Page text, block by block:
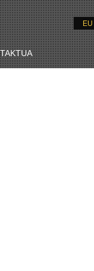
EU